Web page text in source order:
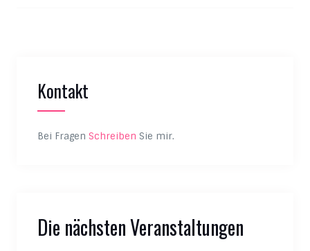
Kontakt
Bei Fragen Schreiben Sie mir.
Die nächsten Veranstaltungen